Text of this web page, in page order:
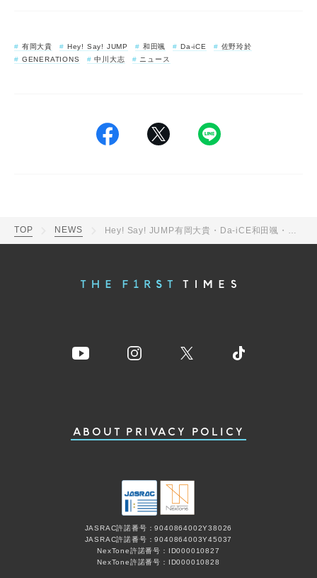
有岡大貴 Hey! Say! JUMP 和田颯 Da-iCE
佐野玲於
GENERATIONS
中川大志 ニュース
TOP NEWS Hey! Say! JUMP有岡大貴・Da-iCE和田颯・GENERATIONS佐野玲於・中川大志が集合！豪華メンバー仲良し食事会ショット公開
ABOUT PRIVACY POLICY
JASRAC許諾番号：9040864002Y38026
JASRAC許諾番号：9040864003Y45037
NexTone許諾番号：ID000010827
NexTone許諾番号：ID000010828